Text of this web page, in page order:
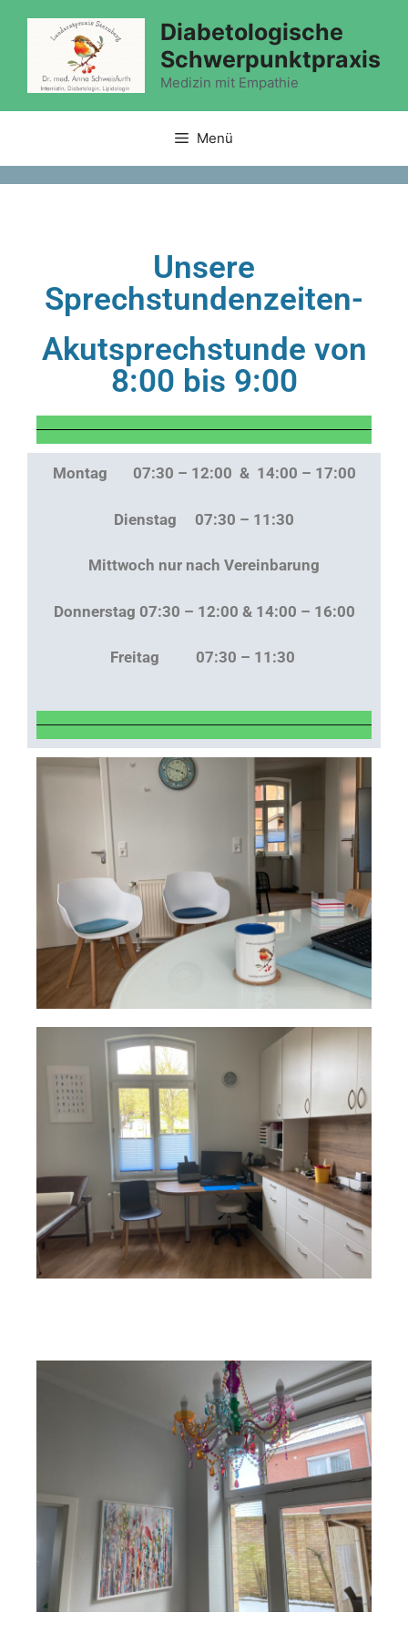
Diabetologische
Schwerpunktpraxis
Medizin mit Empathie
Menü
Unsere
Sprechstundenzeiten-
Akutsprechstunde von
8:00 bis 9:00
Montag 07:30 – 12:00 & 14:00 – 17:00
Dienstag 07:30 – 11:30
Mittwoch nur nach Vereinbarung
Donnerstag 07:30 – 12:00 & 14:00 – 16:00
Freitag 07:30 – 11:30